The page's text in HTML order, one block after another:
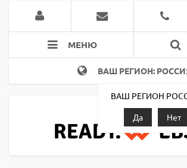
МЕНЮ
ВАШ РЕГИОН:
ВАШ РЕГИОН
Да
Нет